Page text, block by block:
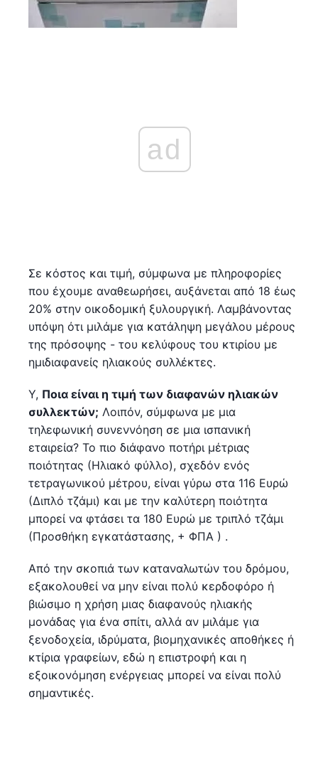
ad
Σε κόστος και τιμή, σύμφωνα με πληροφορίες
που έχουμε αναθεωρήσει, αυξάνεται από 18 έως
20% στην οικοδομική ξυλουργική. Λαμβάνοντας
υπόψη ότι μιλάμε για κατάληψη μεγάλου μέρους
της πρόσοψης - του κελύφους του κτιρίου με
ημιδιαφανείς ηλιακούς συλλέκτες.
Υ, Ποια είναι η τιμή των διαφανών ηλιακών
συλλεκτών; Λοιπόν, σύμφωνα με μια
τηλεφωνική συνεννόηση σε μια ισπανική
εταιρεία? Το πιο διάφανο ποτήρι μέτριας
ποιότητας (Ηλιακό φύλλο), σχεδόν ενός
τετραγωνικού μέτρου, είναι γύρω στα 116 Ευρώ
(Διπλό τζάμι) και με την καλύτερη ποιότητα
μπορεί να φτάσει τα 180 Ευρώ με τριπλό τζάμι
(Προσθήκη εγκατάστασης, + ΦΠΑ ) .
Από την σκοπιά των καταναλωτών του δρόμου,
εξακολουθεί να μην είναι πολύ κερδοφόρο ή
βιώσιμο η χρήση μιας διαφανούς ηλιακής
μονάδας για ένα σπίτι, αλλά αν μιλάμε για
ξενοδοχεία, ιδρύματα, βιομηχανικές αποθήκες ή
κτίρια γραφείων, εδώ η επιστροφή και η
εξοικονόμηση ενέργειας μπορεί να είναι πολύ
σημαντικές.